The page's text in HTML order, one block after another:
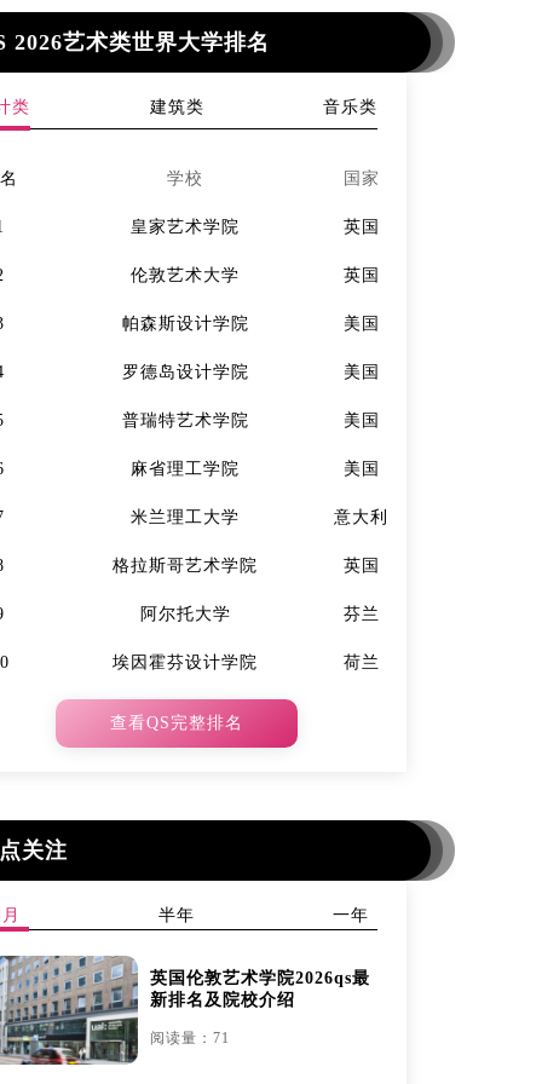
2026艺术类世界大学排名
类 建筑类 音乐类
学校 国家
皇家艺术学院 英国
伦敦艺术大学 英国
帕森斯设计学院 美国
罗德岛设计学院 美国
普瑞特艺术学院 美国
麻省理工学院 美国
米兰理工大学 意大利
格拉斯哥艺术学院 英国
阿尔托大学 芬兰
埃因霍芬设计学院 荷兰
查看QS完整排名
关注
半年 一年
英国伦敦艺术学院2026qs最
新排名及院校介绍
阅读量：71